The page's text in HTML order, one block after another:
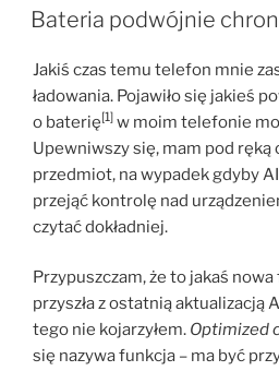
W
Bateria podwójnie
Jakiś czas temu telefon mnie
ładowania. Pojawiło się jakieś
o baterię[1] w moim telefonie
Upewniwszy się, mam pod ręką
przedmiot, na wypadek gdyby
przejąć kontrolę nad
czytać dokładniej.
Przypuszczam, że to jakaś
przyszła z ostatnią aktualizacją
tego nie kojarzyłem. Optimized
się nazywa funkcja – ma być